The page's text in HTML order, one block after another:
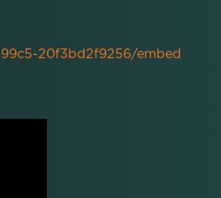
20f3bd2f9256/embed